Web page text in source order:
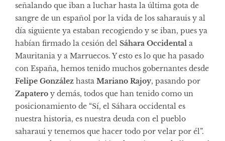
señalando que iban a luchar hasta la última gota de
sangre de un español por la vida de los saharauis y al
día siguiente ya estaban recogiendo y se iban, pues ya
habían firmado la cesión del Sáhara Occidental a
Mauritania y a Marruecos. Y esto es lo que ha pasado
con España, hemos tenido muchos gobernantes desde
Felipe González hasta Mariano Rajoy, pasando por
Zapatero y demás, todos que han tenido como un
posicionamiento de “Sí, el Sáhara occidental es
nuestra historia, es nuestra deuda con el pueblo
saharaui y tenemos que hacer todo por velar por él”.